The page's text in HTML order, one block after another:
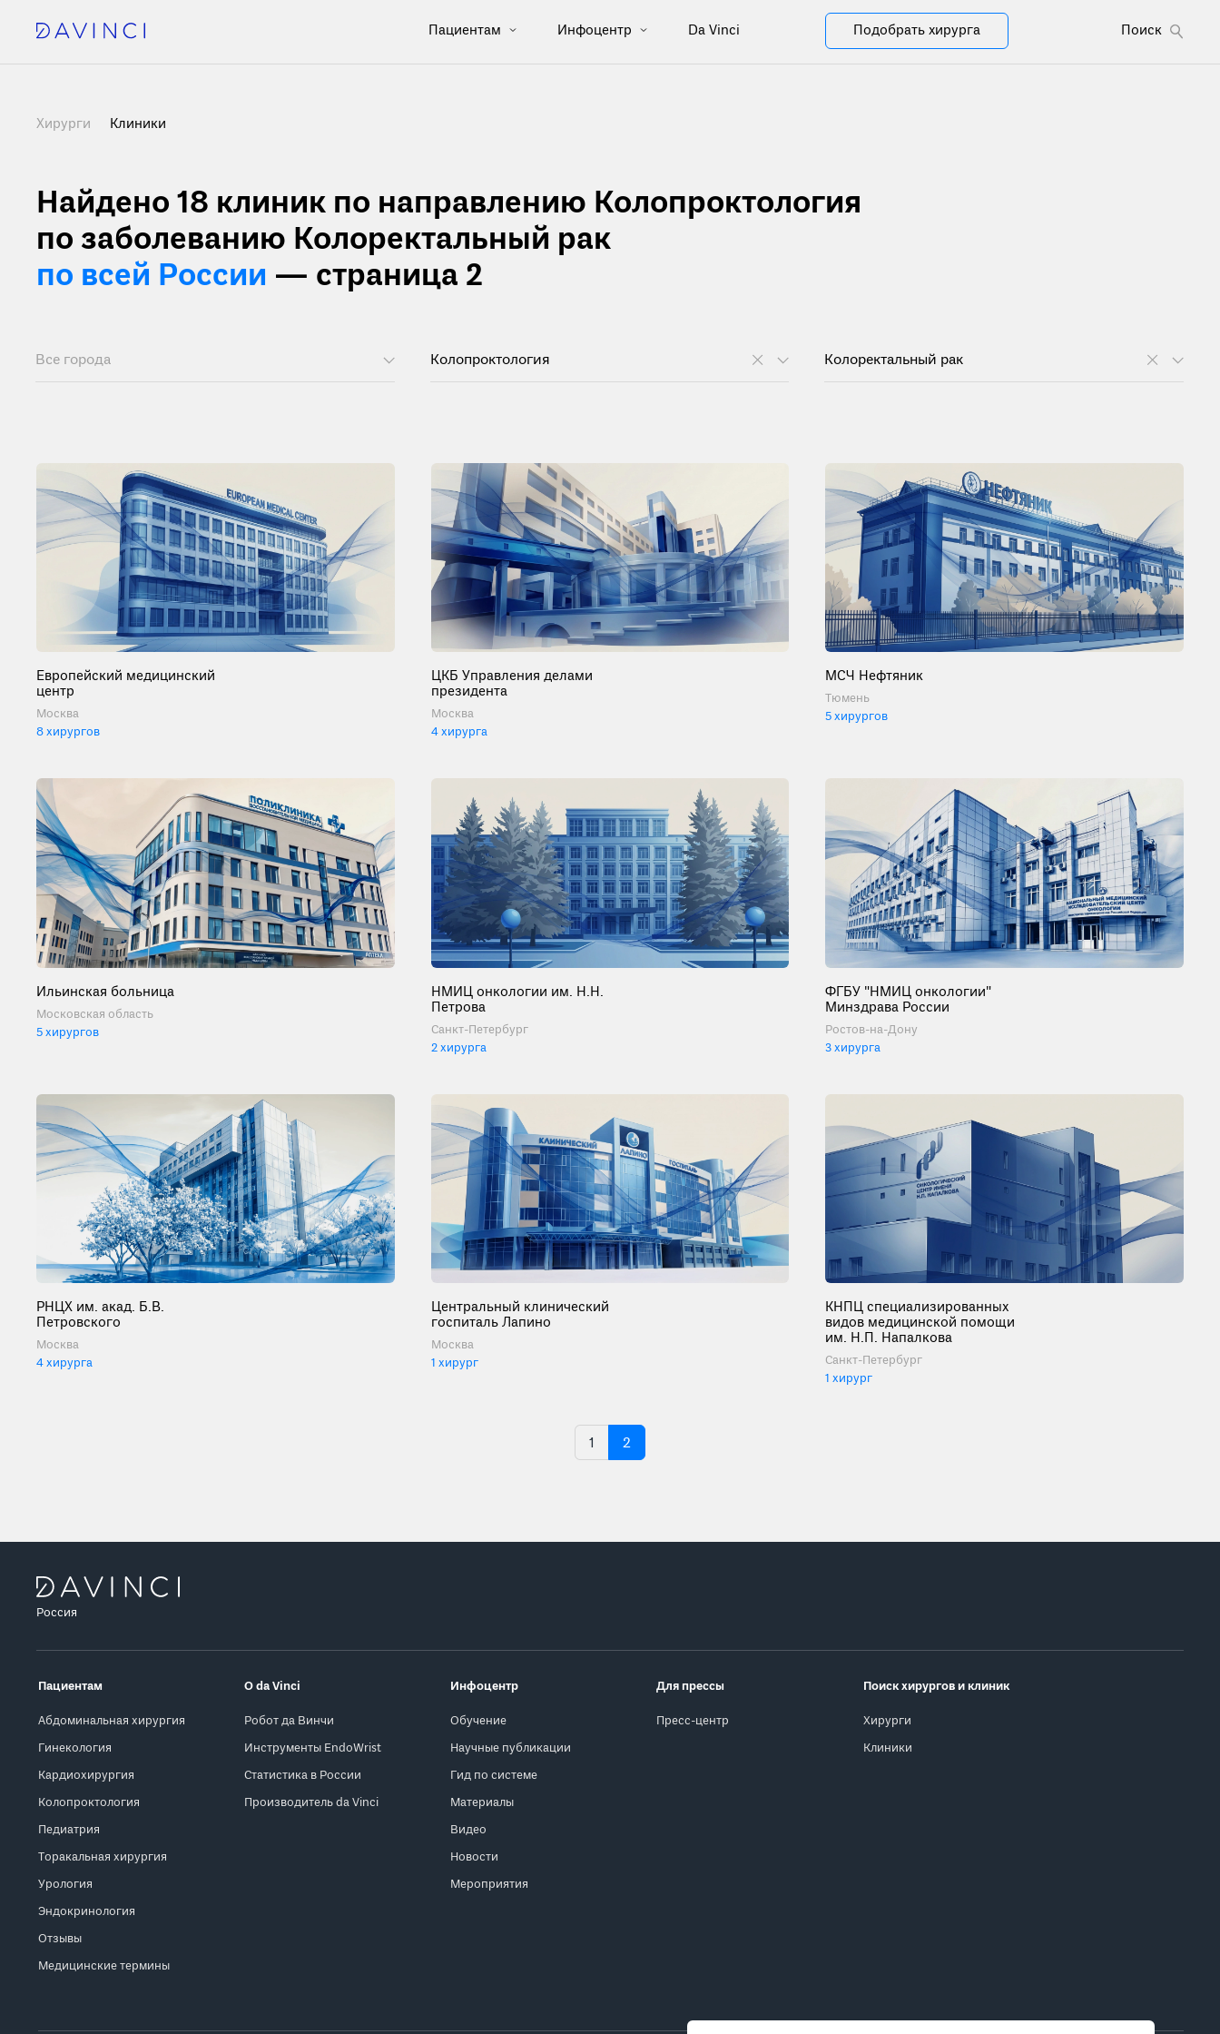
Пациентам Инфоцентр Da Vinci Подобрать хирурга Поиск
Хирурги Клиники
Найдено 18 клиник по направлению Колопроктология
по заболеванию Колоректальный рак
по всей России — страница 2
Все города Колопроктология Колоректальный рак
Европейский медицинский
центр
Москва
8 хирургов
ЦКБ Управления делами
президента
Москва
4 хирурга
МСЧ Нефтяник
Тюмень
5 хирургов
Ильинская больница
Московская область
5 хирургов
НМИЦ онкологии им. Н.Н.
Петрова
Санкт-Петербург
2 хирурга
ФГБУ "НМИЦ онкологии"
Минздрава России
Ростов-на-Дону
3 хирурга
РНЦХ им. акад. Б.В.
Петровского
Москва
4 хирурга
Центральный клинический
госпиталь Лапино
Москва
1 хирург
КНПЦ специализированных
видов медицинской помощи
им. Н.П. Напалкова
Санкт-Петербург
1 хирург
1 2
Россия
Пациентам
Абдоминальная хирургия
Гинекология
Кардиохирургия
Колопроктология
Педиатрия
Торакальная хирургия
Урология
Эндокринология
Отзывы
Медицинские термины
О da Vinci
Робот да Винчи
Инструменты EndoWrist
Статистика в России
Производитель da Vinci
Инфоцентр
Обучение
Научные публикации
Гид по системе
Материалы
Видео
Новости
Мероприятия
Для прессы
Пресс-центр
Поиск хирургов и клиник
Хирурги
Клиники